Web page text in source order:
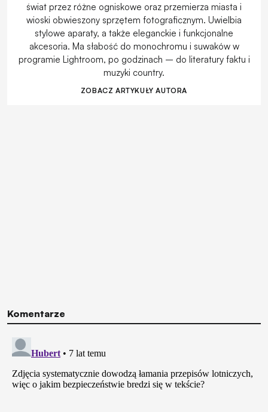
świat przez różne ogniskowe oraz przemierza miasta i
wioski obwieszony sprzętem fotograficznym. Uwielbia
stylowe aparaty, a także eleganckie i funkcjonalne
akcesoria. Ma słabość do monochromu i suwaków w
programie Lightroom, po godzinach – do literatury faktu i
muzyki country.
ZOBACZ ARTYKUŁY AUTORA
Komentarze